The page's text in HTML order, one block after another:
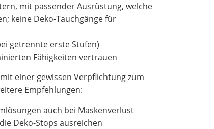
mit passender Ausrüstung, welche
keine Deko-Tauchgänge für
getrennte erste Stufen)
Fähigkeiten vertrauen
einer gewissen Verpflichtung zum
Empfehlungen:
auch bei Maskenverlust
Deko-Stops ausreichen